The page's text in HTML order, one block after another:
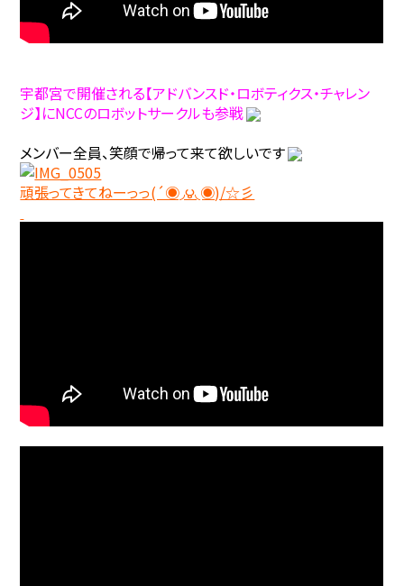
宇都宮で開催される【アドバンスド・ロボティクス・チャレン
ジ】にNCCのロボットサークルも参戦
メンバー全員、笑顔で帰って来て欲しいです
頑張ってきてねーっっ(´◉◞౪◟◉)/☆彡